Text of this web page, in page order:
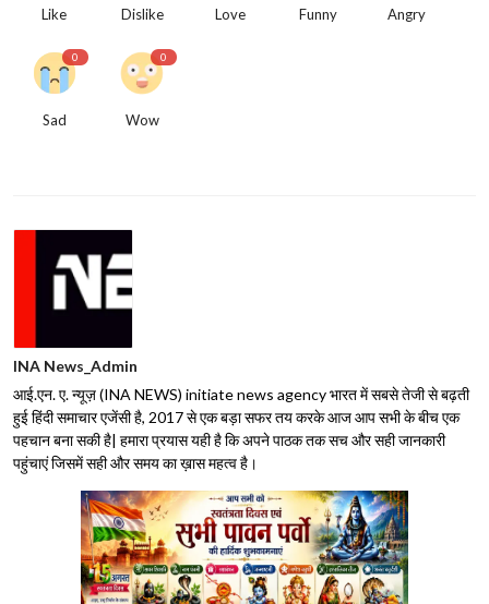
Like Dislike Love Funny Angry
0
Sad
0
Wow
INA News_Admin
आई.एन. ए. न्यूज़ (INA NEWS) initiate news agency भारत में सबसे तेजी से बढ़ती
हुई हिंदी समाचार एजेंसी है, 2017 से एक बड़ा सफर तय करके आज आप सभी के बीच एक
पहचान बना सकी है| हमारा प्रयास यही है कि अपने पाठक तक सच और सही जानकारी
पहुंचाएं जिसमें सही और समय का ख़ास महत्व है।